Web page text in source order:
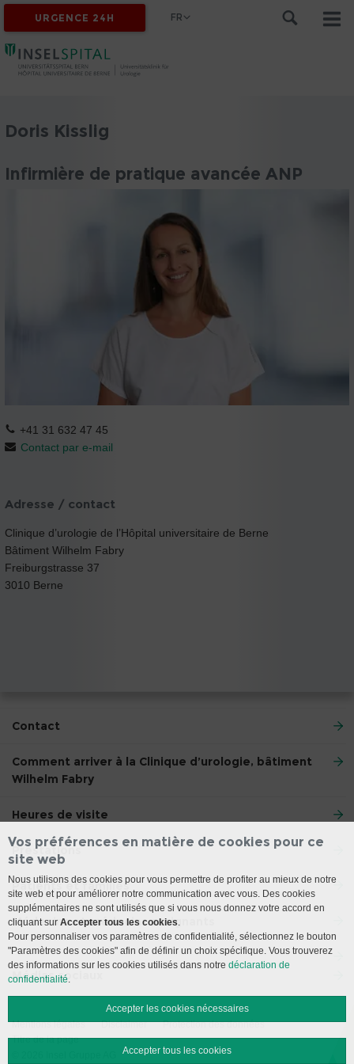
URGENCE 24H FR
Doris Kisslig
Infirmière de pratique avancée ANP
+41 31 632 47 45
Contact par e-mail
Adresse / contact
Clinique d’urologie de l’Hôpital universitaire de Berne
Bâtiment Wilhelm Fabry
Freiburgstrasse 37
3010 Berne
Contact
Comment arriver à la Clinique d’urologie, bâtiment
Wilhelm Fabry
Heures de visite
Prestations
Patients et familles
Médecins et médecins assignants
Médias sociaux
Mentions légales Disclaimer
Protection des données
Titre de la page
Vos préférences en matière de cookies pour ce
site web
Nous utilisons des cookies pour vous permettre de profiter au mieux de notre
site web et pour améliorer notre communication avec vous. Des cookies
supplémentaires ne sont utilisés que si vous nous donnez votre accord en
cliquant sur Accepter tous les cookies.
Pour personnaliser vos paramètres de confidentialité, sélectionnez le bouton
"Paramètres des cookies" afin de définir un choix spécifique. Vous trouverez
des informations sur les cookies utilisés dans notre déclaration de
confidentialité.
Accepter les cookies nécessaires
Accepter tous les cookies